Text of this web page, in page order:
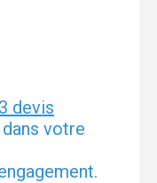
3 devis
dans votre